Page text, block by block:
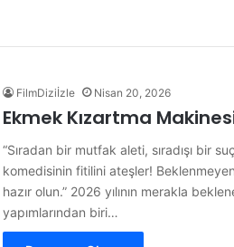
FilmDiziİzle Nisan 20, 2026
Ekmek Kızartma
“Sıradan bir mutfak aleti, sıradışı bir suç
komedisinin fitilini ateşler!
hazır olun.” 2026 yılının merakla
yapımlarından biri…